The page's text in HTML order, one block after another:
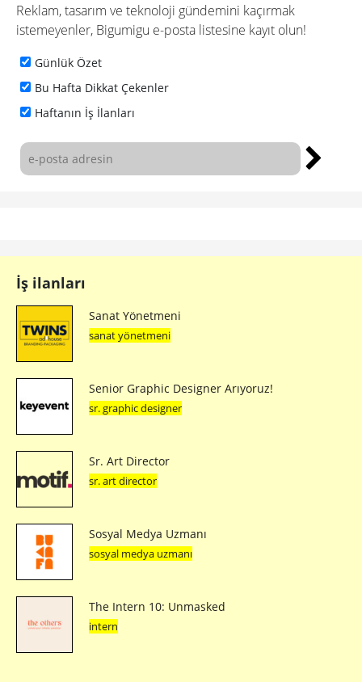
Reklam, tasarım ve teknoloji gündemini kaçırmak
istemeyenler, Bigumigu e-posta listesine kayıt olun!
Günlük Özet
Bu Hafta Dikkat Çekenler
Haftanın İş İlanları
İş ilanları
Sanat Yönetmeni
sanat yönetmeni
Senior Graphic Designer Arıyoruz!
sr. graphic designer
Sr. Art Director
sr. art director
Sosyal Medya Uzmanı
sosyal medya uzmanı
The Intern 10: Unmasked
intern